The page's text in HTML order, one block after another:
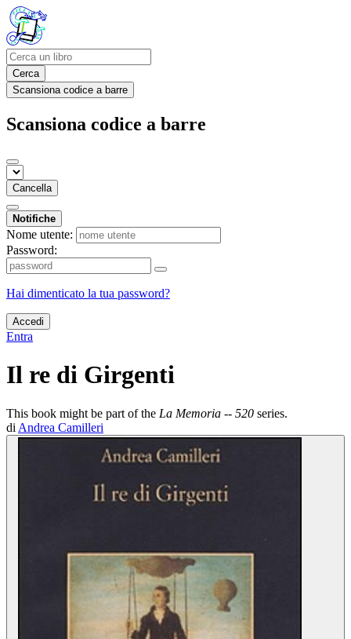
Cerca
Scansiona codice a barre
Scansiona codice a barre
Cancella
Notifiche
Nome utente:
Password:
Hai dimenticato la tua password?
Accedi
Entra
Il re di Girgenti
This book might be part of the La Memoria -- 520 series.
di Andrea Camilleri